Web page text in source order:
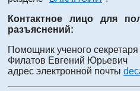
Контактное лицо для
разъяснений:
Помощник ученого
Филатов Евгений Юрьевич
адрес электронной почты